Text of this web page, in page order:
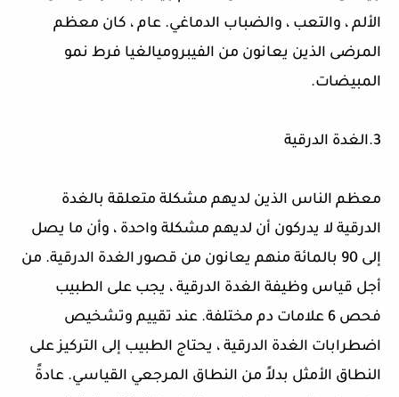
الألم ، والتعب ، والضباب الدماغي. عام ، كان معظم
المرضى الذين يعانون من الفيبروميالغيا فرط نمو
المبيضات.
3.الغدة الدرقية
معظم الناس الذين لديهم مشكلة متعلقة بالغدة
الدرقية لا يدركون أن لديهم مشكلة واحدة ، وأن ما يصل
إلى 90 بالمائة منهم يعانون من قصور الغدة الدرقية. من
أجل قياس وظيفة الغدة الدرقية ، يجب على الطبيب
فحص 6 علامات دم مختلفة. عند تقييم وتشخيص
اضطرابات الغدة الدرقية ، يحتاج الطبيب إلى التركيز على
النطاق الأمثل بدلاً من النطاق المرجعي القياسي. عادةً